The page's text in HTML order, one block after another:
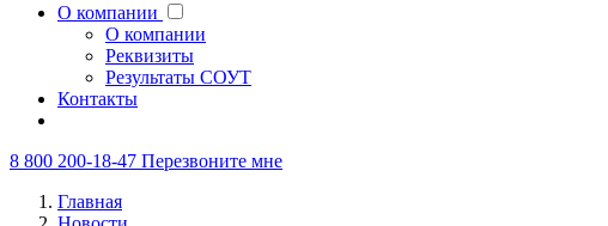
О компании
О компании
Реквизиты
Результаты СОУТ
Контакты
8 800 200-18-47 Перезвоните мне
Главная